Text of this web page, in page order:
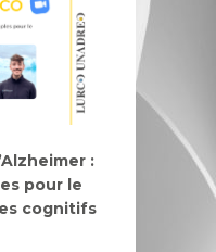
:
pour le
cognitifs